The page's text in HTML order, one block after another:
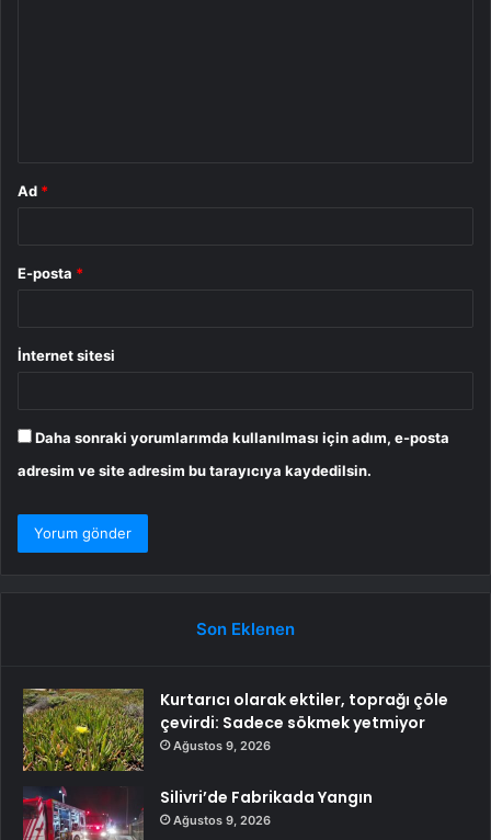
Ad *
E-posta *
İnternet sitesi
Daha sonraki yorumlarımda kullanılması için adım, e-posta
adresim ve site adresim bu tarayıcıya kaydedilsin.
Son Eklenen
Kurtarıcı olarak ektiler, toprağı çöle
çevirdi: Sadece sökmek yetmiyor
Ağustos 9, 2026
Silivri’de Fabrikada Yangın
Ağustos 9, 2026